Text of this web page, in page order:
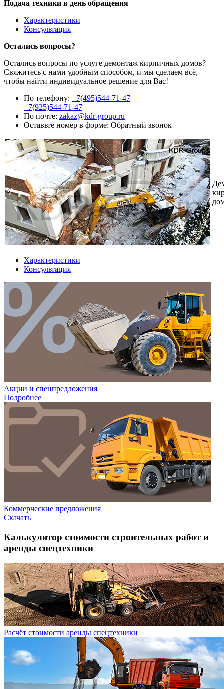
Подача техники в день обращения
Характеристики
Консультация
Остались вопросы?
Остались вопросы по услуге демонтаж кирпичных домов?
Свяжитесь с нами удобным способом, и мы сделаем всё,
чтобы найти индивидуальное решение для Вас!
По телефону: +7(495)544-71-47
+7(925)544-71-47
По почте: zakaz@kdr-group.ru
Оставьте номер в форме: Обратный звонок
Характеристики
Консультация
Акции и спецпредложения
Подробнее
Коммерческие предложения
Скачать
Калькулятор стоимости строительных работ и
аренды спецтехники
Расчёт стоимости аренды спецтехники